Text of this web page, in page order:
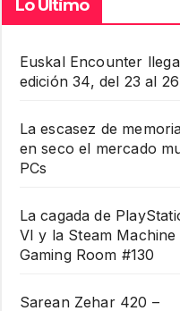
Lo Último
Euskal Encounter
edición 34, del 23 al
La escasez de
en seco el mercado
PCs
La cagada de
VI y la Steam Machine
Gaming Room #130
Sarean Zehar 420 –